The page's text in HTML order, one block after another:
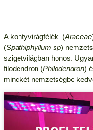
A kontyvirágfélék (Araceae
(Spathiphyllum sp)
szigetvilágban honos.
filodendron (Philodendron)
mindkét nemzetségbe